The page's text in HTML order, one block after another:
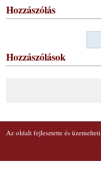
Hozzászólás
Hozzászólások
Az oldalt fejlesztette és